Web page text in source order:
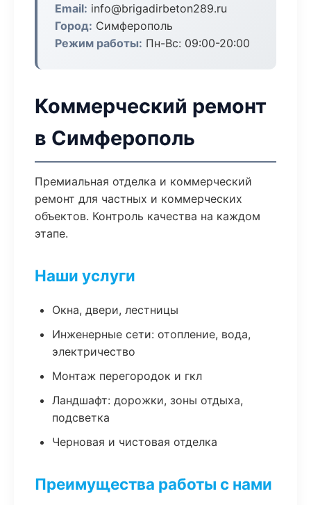
Email: info@brigadirbeton289.ru
Город: Симферополь
Режим работы: Пн-Вс: 09:00-20:00
Коммерческий ремонт
в Симферополь
Премиальная отделка и коммерческий
ремонт для частных и коммерческих
объектов. Контроль качества на каждом
этапе.
Наши услуги
Окна, двери, лестницы
Инженерные сети: отопление, вода,
электричество
Монтаж перегородок и гкл
Ландшафт: дорожки, зоны отдыха,
подсветка
Черновая и чистовая отделка
Преимущества работы с нами